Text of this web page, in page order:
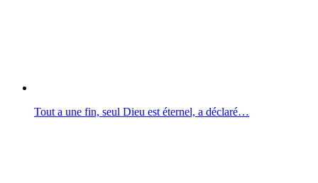
Tout a une fin, seul Dieu est éternel, a déclaré…